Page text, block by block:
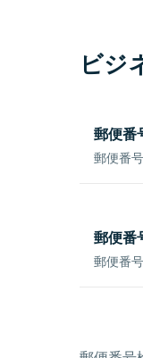
ビジ
郵便番
郵便番
郵便番
郵便番